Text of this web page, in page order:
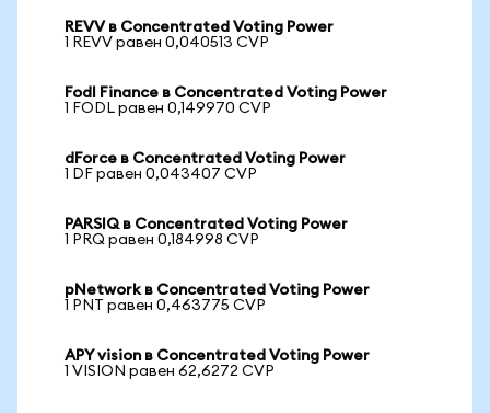
REVV в Concentrated Voting Power
1 REVV равен 0,040513 CVP
Fodl Finance в Concentrated Voting Power
1 FODL равен 0,149970 CVP
dForce в Concentrated Voting Power
1 DF равен 0,043407 CVP
PARSIQ в Concentrated Voting Power
1 PRQ равен 0,184998 CVP
pNetwork в Concentrated Voting Power
1 PNT равен 0,463775 CVP
APY vision в Concentrated Voting Power
1 VISION равен 62,6272 CVP